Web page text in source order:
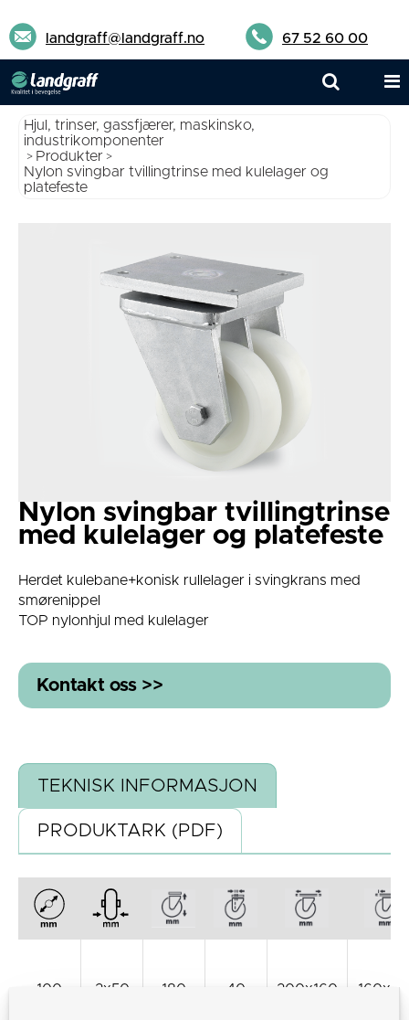
landgraff@landgraff.no 67 52 60 00
Hjul, trinser, gassfjærer, maskinsko,
industrikomponenter
> Produkter >
Nylon svingbar tvillingtrinse med kulelager og
platefeste
Nylon svingbar tvillingtrinse
med kulelager og platefeste
Herdet kulebane+konisk rullelager i svingkrans med
smørenippel
TOP nylonhjul med kulelager
Kontakt oss >>
TEKNISK INFORMASJON
PRODUKTARK (PDF)
100 2x50 180 40 200x160